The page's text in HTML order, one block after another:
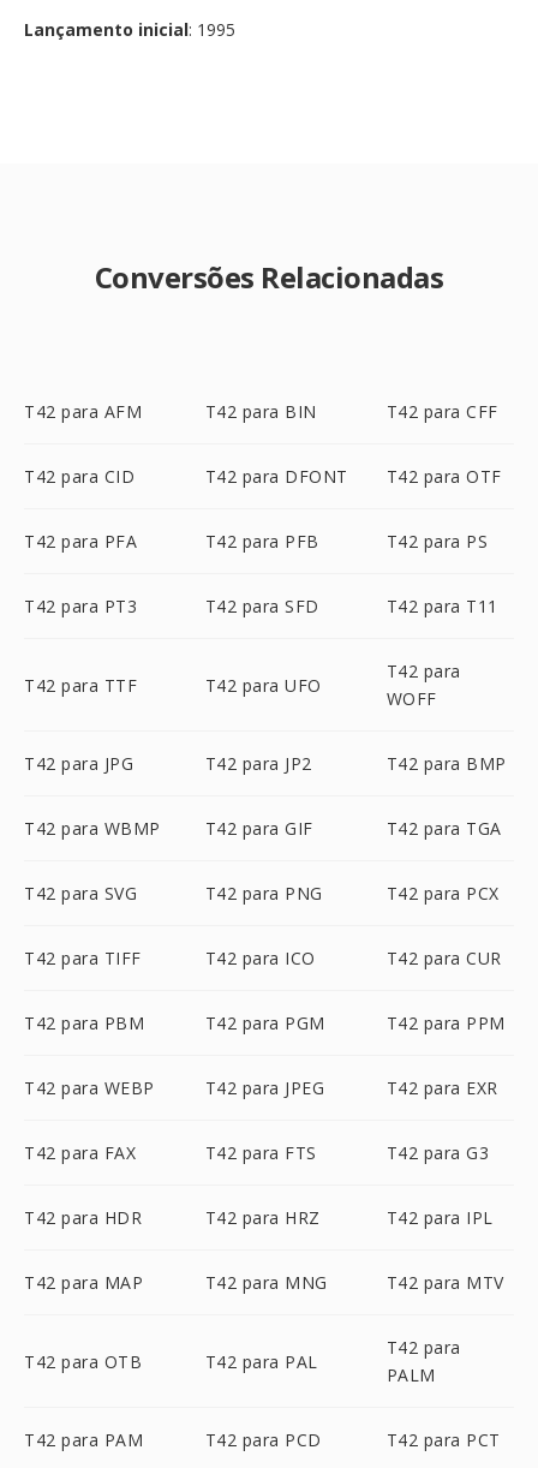
Lançamento inicial: 1995
Conversões Relacionadas
T42 para AFM T42 para BIN T42 para CFF
T42 para CID T42 para DFONT T42 para OTF
T42 para PFA T42 para PFB T42 para PS
T42 para PT3 T42 para SFD T42 para T11
T42 para TTF T42 para UFO
T42 para
WOFF
T42 para JPG T42 para JP2 T42 para BMP
T42 para WBMP T42 para GIF T42 para TGA
T42 para SVG T42 para PNG T42 para PCX
T42 para TIFF T42 para ICO T42 para CUR
T42 para PBM T42 para PGM T42 para PPM
T42 para WEBP T42 para JPEG T42 para EXR
T42 para FAX T42 para FTS T42 para G3
T42 para HDR T42 para HRZ T42 para IPL
T42 para MAP T42 para MNG T42 para MTV
T42 para OTB T42 para PAL
T42 para
PALM
T42 para PAM T42 para PCD T42 para PCT